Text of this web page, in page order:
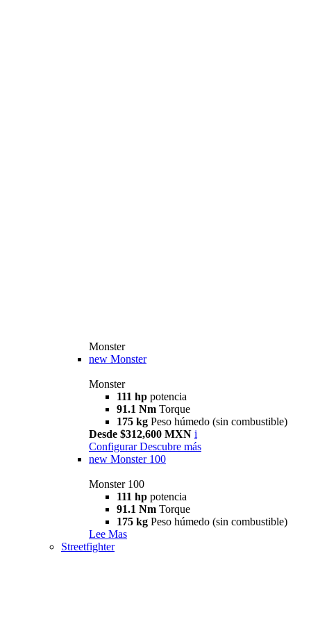
Monster
new Monster
Monster
111 hp potencia
91.1 Nm Torque
175 kg Peso húmedo (sin combustible)
Desde $312,600 MXN i
Configurar Descubre más
new Monster 100
Monster 100
111 hp potencia
91.1 Nm Torque
175 kg Peso húmedo (sin combustible)
Lee Mas
Streetfighter